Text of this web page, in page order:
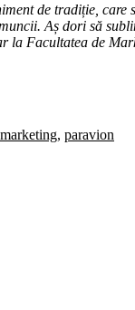
de tradiție,
Aș dori să
la Facultatea de
marketing, paravion